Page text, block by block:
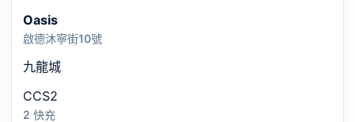
Oasis
啟德沐寧街10號
九龍城
CCS2
2 快充